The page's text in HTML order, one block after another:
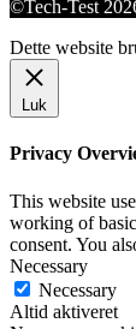
©Tech-Test
Dette website
Luk
Privacy
This website
working of
consent. You
Necessary
Necessary
Altid aktiveret